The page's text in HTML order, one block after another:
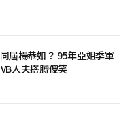
屆楊恭如？ 95年亞姐季軍
人夫搭膊傻笑